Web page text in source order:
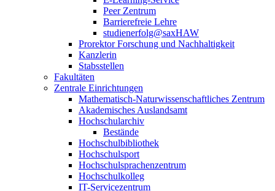
Peer Zentrum
Barrierefreie Lehre
studienerfolg@saxHAW
Prorektor Forschung und Nachhaltigkeit
Kanzlerin
Stabsstellen
Fakultäten
Zentrale Einrichtungen
Mathematisch-Naturwissenschaftliches Zentrum
Akademisches Auslandsamt
Hochschularchiv
Bestände
Hochschulbibliothek
Hochschulsport
Hochschulsprachenzentrum
Hochschulkolleg
IT-Servicezentrum